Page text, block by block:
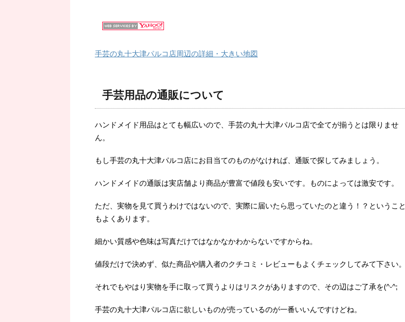
手芸の丸十大津パルコ店周辺の詳細・大きい地図
手芸用品の通販について
ハンドメイド用品はとても幅広いので、手芸の丸十大津パルコ店で全てが揃うとは限りませ
ん。
もし手芸の丸十大津パルコ店にお目当てのものがなければ、通販で探してみましょう。
ハンドメイドの通販は実店舗より商品が豊富で値段も安いです。ものによっては激安です。
ただ、実物を見て買うわけではないので、実際に届いたら思っていたのと違う！？ということ
もよくあります。
細かい質感や色味は写真だけではなかなかわからないですからね。
値段だけで決めず、似た商品や購入者のクチコミ・レビューもよくチェックしてみて下さい。
それでもやはり実物を手に取って買うよりはリスクがありますので、その辺はご了承を(^-^;
手芸の丸十大津パルコ店に欲しいものが売っているのが一番いいんですけどね。